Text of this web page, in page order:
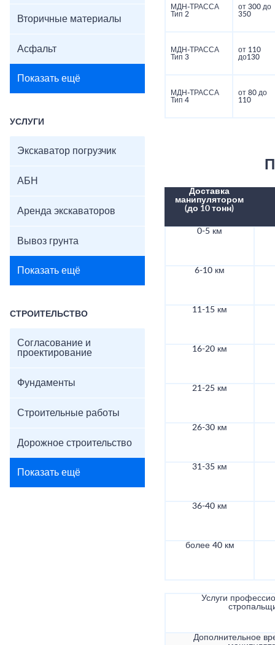
Вторичные материалы
Асфальт
Показать ещё
УСЛУГИ
Экскаватор погрузчик
АБН
Аренда экскаваторов
Вывоз грунта
Показать ещё
СТРОИТЕЛЬСТВО
Согласование и
проектирование
Фундаменты
Строительные работы
Дорожное строительство
Показать ещё
МДН-ТРАССА
Тип 2
от 300 до
350
МДН-ТРАССА
Тип 3
от 110
до130
МДН-ТРАССА
Тип 4
от 80 до
110
Доставка
манипулятором
(до 10 тонн)
0-5 км
6-10 км
11-15 км
16-20 км
21-25 км
26-30 км
31-35 км
36-40 км
более 40 км
Услуги
Дополнительное